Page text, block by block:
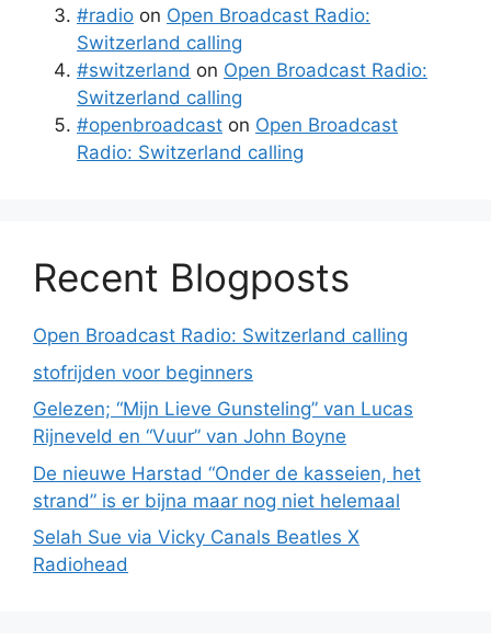
#radio on Open Broadcast Radio:
Switzerland calling
#switzerland on Open Broadcast Radio:
Switzerland calling
#openbroadcast on Open Broadcast
Radio: Switzerland calling
Recent Blogposts
Open Broadcast Radio: Switzerland calling
stofrijden voor beginners
Gelezen; “Mijn Lieve Gunsteling” van Lucas
Rijneveld en “Vuur” van John Boyne
De nieuwe Harstad “Onder de kasseien, het
strand” is er bijna maar nog niet helemaal
Selah Sue via Vicky Canals Beatles X
Radiohead